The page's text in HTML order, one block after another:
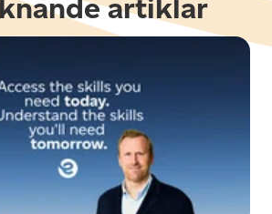
artiklar